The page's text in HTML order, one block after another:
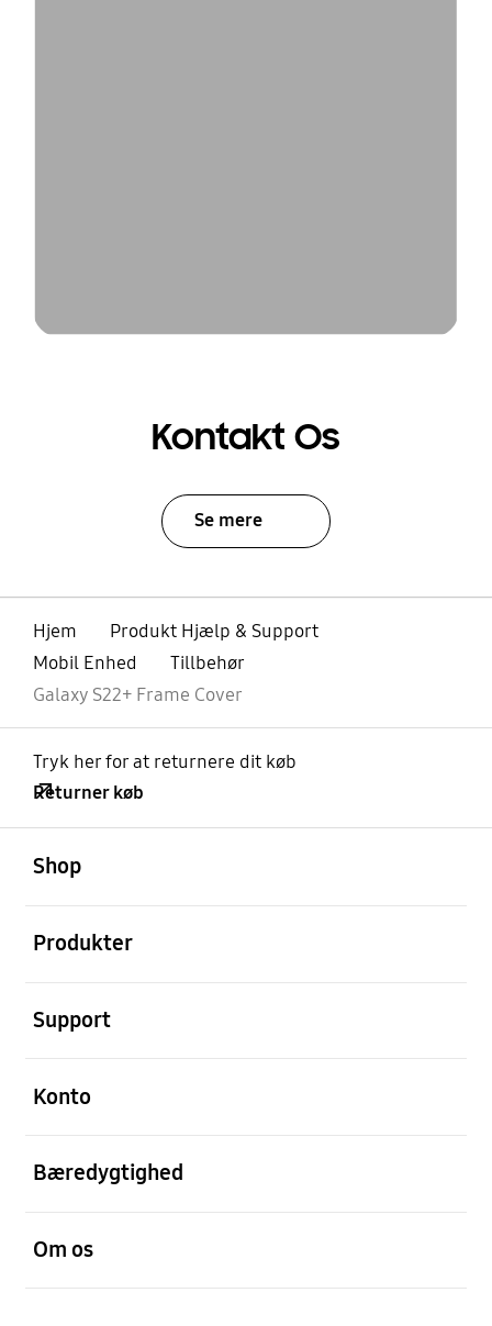
Kontakt Os
Se mere
Hjem
Produkt Hjælp & Support
Mobil Enhed
Tillbehør
Galaxy S22+ Frame Cover
Tryk her for at returnere dit køb
Returner køb
Shop
Produkter
Support
Konto
Bæredygtighed
Om os